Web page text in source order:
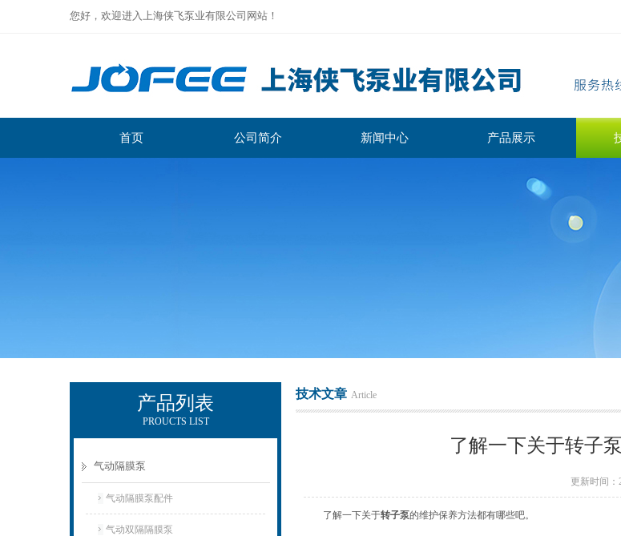
您好，欢迎进入上海侠飞泵业有限公司网站！
首页 公司简介 新闻中心 产品展示
产品列表
PROUCTS LIST
气动隔膜泵
气动隔膜泵配件
气动双隔隔膜泵
技术文章 Article
了解一下关于转子
更新时间：
了解一下关于转子泵的维护保养方法都有哪些吧。